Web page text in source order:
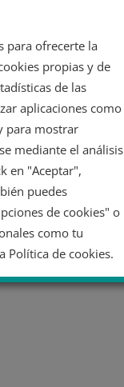
para ofrecerte la
propias y de
de las
aplicaciones como
para mostrar
mediante el análisis
en "Aceptar",
puedes
de cookies" o
como tu
Política de cookies.